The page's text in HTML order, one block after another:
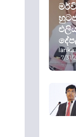
lanka
-7/